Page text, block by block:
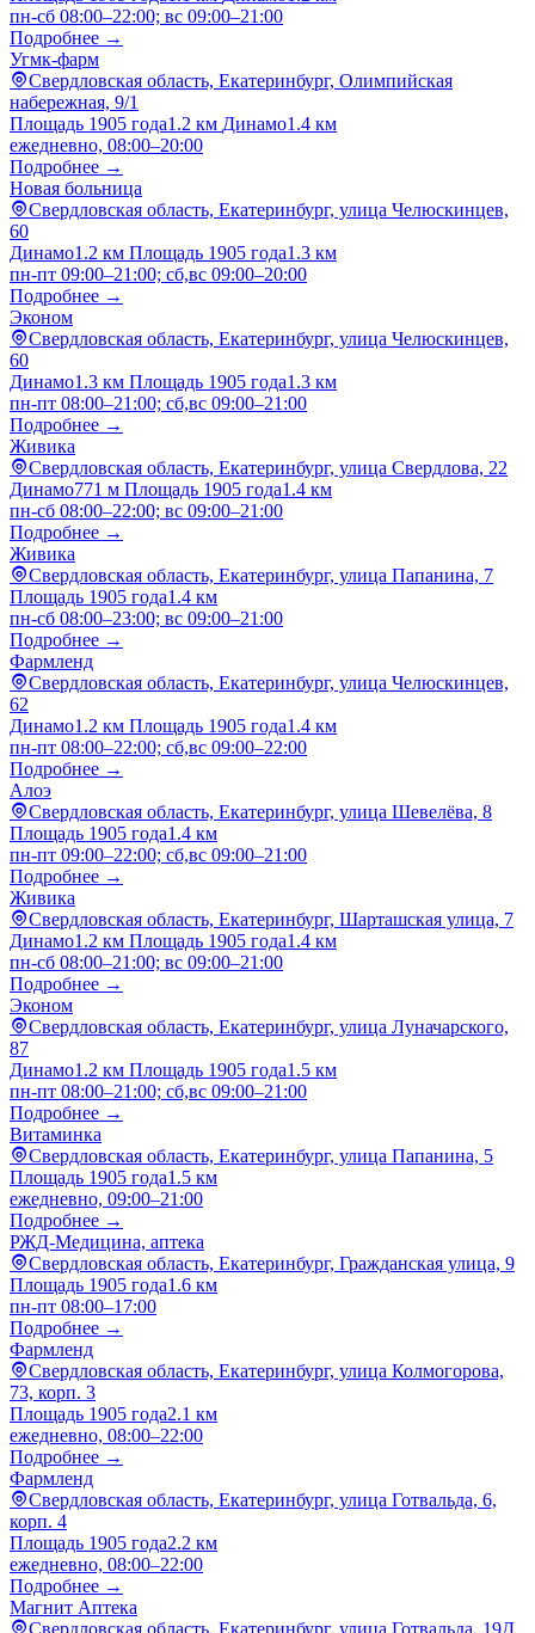
пн-сб 08:00–22:00; вс 09:00–21:00
Подробнее →
Угмк-фарм
Свердловская область, Екатеринбург, Олимпийская
набережная, 9/1
Площадь 1905 года1.2 км Динамо1.4 км
ежедневно, 08:00–20:00
Подробнее →
Новая больница
Свердловская область, Екатеринбург, улица Челюскинцев,
60
Динамо1.2 км Площадь 1905 года1.3 км
пн-пт 09:00–21:00; сб,вс 09:00–20:00
Подробнее →
Эконом
Свердловская область, Екатеринбург, улица Челюскинцев,
60
Динамо1.3 км Площадь 1905 года1.3 км
пн-пт 08:00–21:00; сб,вс 09:00–21:00
Подробнее →
Живика
Свердловская область, Екатеринбург, улица Свердлова, 22
Динамо771 м Площадь 1905 года1.4 км
пн-сб 08:00–22:00; вс 09:00–21:00
Подробнее →
Живика
Свердловская область, Екатеринбург, улица Папанина, 7
Площадь 1905 года1.4 км
пн-сб 08:00–23:00; вс 09:00–21:00
Подробнее →
Фармленд
Свердловская область, Екатеринбург, улица Челюскинцев,
62
Динамо1.2 км Площадь 1905 года1.4 км
пн-пт 08:00–22:00; сб,вс 09:00–22:00
Подробнее →
Алоэ
Свердловская область, Екатеринбург, улица Шевелёва, 8
Площадь 1905 года1.4 км
пн-пт 09:00–22:00; сб,вс 09:00–21:00
Подробнее →
Живика
Свердловская область, Екатеринбург, Шарташская улица, 7
Динамо1.2 км Площадь 1905 года1.4 км
пн-сб 08:00–21:00; вс 09:00–21:00
Подробнее →
Эконом
Свердловская область, Екатеринбург, улица Луначарского,
87
Динамо1.2 км Площадь 1905 года1.5 км
пн-пт 08:00–21:00; сб,вс 09:00–21:00
Подробнее →
Витаминка
Свердловская область, Екатеринбург, улица Папанина, 5
Площадь 1905 года1.5 км
ежедневно, 09:00–21:00
Подробнее →
РЖД-Медицина, аптека
Свердловская область, Екатеринбург, Гражданская улица, 9
Площадь 1905 года1.6 км
пн-пт 08:00–17:00
Подробнее →
Фармленд
Свердловская область, Екатеринбург, улица Колмогорова,
73, корп. 3
Площадь 1905 года2.1 км
ежедневно, 08:00–22:00
Подробнее →
Фармленд
Свердловская область, Екатеринбург, улица Готвальда, 6,
корп. 4
Площадь 1905 года2.2 км
ежедневно, 08:00–22:00
Подробнее →
Магнит Аптека
Свердловская область, Екатеринбург, улица Готвальда, 19Д